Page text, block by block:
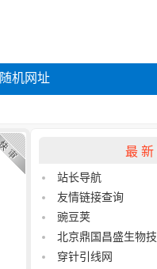
随机网址
最
站长导航
友情链接查询
豌豆荚
北京鼎国昌盛生物
穿针引线网